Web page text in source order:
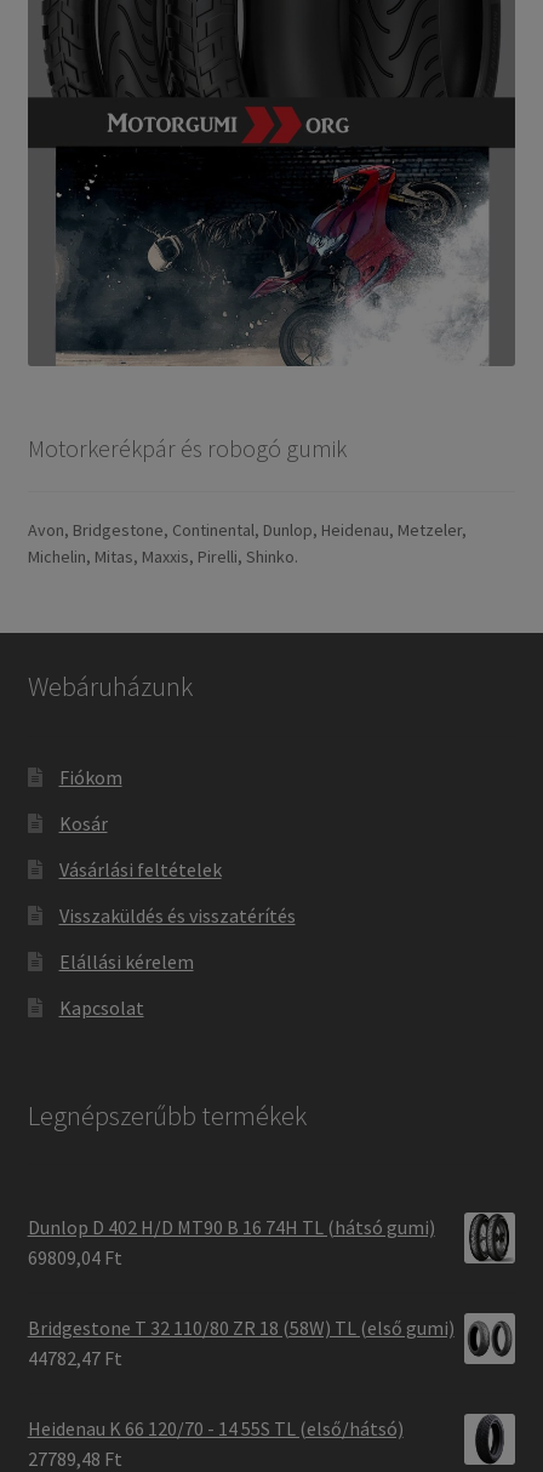
Motorkerékpár és robogó gumik
Avon, Bridgestone, Continental, Dunlop, Heidenau, Metzeler,
Michelin, Mitas, Maxxis, Pirelli, Shinko.
Webáruházunk
Fiókom
Kosár
Vásárlási feltételek
Visszaküldés és visszatérítés
Elállási kérelem
Kapcsolat
Legnépszerűbb termékek
Dunlop D 402 H/D MT90 B 16 74H TL (hátsó gumi)
69809,04 Ft
Bridgestone T 32 110/80 ZR 18 (58W) TL (első gumi)
44782,47 Ft
Heidenau K 66 120/70 - 14 55S TL (első/hátsó)
27789,48 Ft